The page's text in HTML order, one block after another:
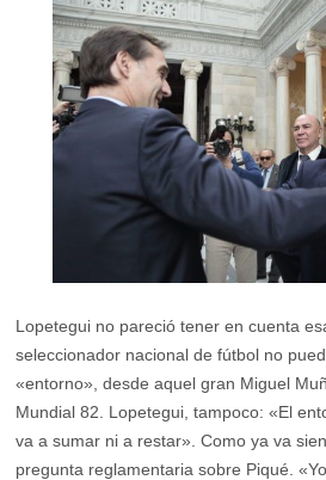
Lopetegui no pareció tener en cuenta
seleccionador nacional de fútbol no
«entorno», desde aquel gran Miguel
Mundial 82. Lopetegui, tampoco: «El
va a sumar ni a restar». Como ya va
pregunta reglamentaria sobre Piqué.